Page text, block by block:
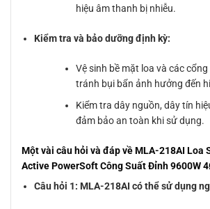
hiệu âm thanh bị nhiễu.
Kiểm tra và bảo dưỡng định kỳ:
Vệ sinh bề mặt loa và các
tránh bụi bẩn ảnh hưởng đến
Kiểm tra dây nguồn, dây tín
đảm bảo an toàn khi sử dụng.
Một vài câu hỏi và đáp về MLA-218AI Loa
Active PowerSoft Công Suất Đỉnh 9600W
Câu hỏi 1: MLA-218AI có thể sử dụng